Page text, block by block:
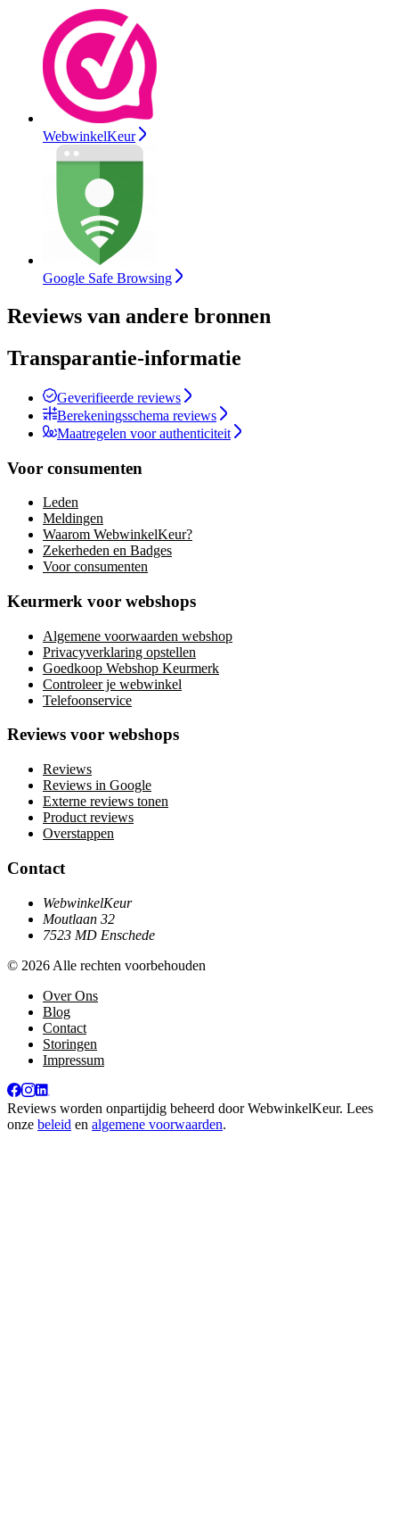
WebwinkelKeur
Google Safe Browsing
Reviews van andere bronnen
Transparantie-informatie
Geverifieerde reviews
Berekeningsschema reviews
Maatregelen voor authenticiteit
Voor consumenten
Leden
Meldingen
Waarom WebwinkelKeur?
Zekerheden en Badges
Voor consumenten
Keurmerk voor webshops
Algemene voorwaarden webshop
Privacyverklaring opstellen
Goedkoop Webshop Keurmerk
Controleer je webwinkel
Telefoonservice
Reviews voor webshops
Reviews
Reviews in Google
Externe reviews tonen
Product reviews
Overstappen
Contact
WebwinkelKeur
Moutlaan 32
7523 MD Enschede
© 2026 Alle rechten voorbehouden
Over Ons
Blog
Contact
Storingen
Impressum
Reviews worden onpartijdig beheerd doorWebwinkelKeur. Lees
onze beleid en algemene voorwaarden.